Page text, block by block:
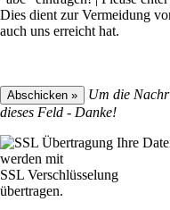
Dies dient zur Vermeidung
auch uns erreicht hat.
Um die
dieses Feld - Danke!
Ihre
werden mit
SSL Verschlüsselung
übertragen.